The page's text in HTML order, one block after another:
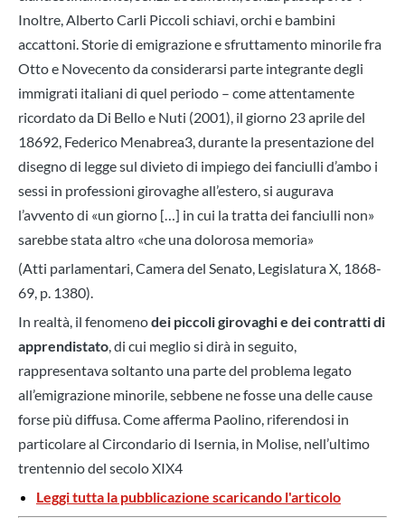
Inoltre, Alberto Carli Piccoli schiavi, orchi e bambini
accattoni. Storie di emigrazione e sfruttamento minorile fra
Otto e Novecento da considerarsi parte integrante degli
immigrati italiani di quel periodo – come attentamente
ricordato da Di Bello e Nuti (2001), il giorno 23 aprile del
18692, Federico Menabrea3, durante la presentazione del
disegno di legge sul divieto di impiego dei fanciulli d’ambo i
sessi in professioni girovaghe all’estero, si augurava
l’avvento di «un giorno […] in cui la tratta dei fanciulli non»
sarebbe stata altro «che una dolorosa memoria»
(Atti parlamentari, Camera del Senato, Legislatura X, 1868-
69, p. 1380).
In realtà, il fenomenodei piccoli girovaghi e dei contratti di
apprendistato, di cui meglio si dirà in seguito,
rappresentava soltanto una parte del problema legato
all’emigrazione minorile, sebbene ne fosse una delle cause
forse più diffusa. Come afferma Paolino, riferendosi in
particolare al Circondario di Isernia, in Molise, nell’ultimo
trentennio del secolo XIX4
Leggi tutta la pubblicazione scaricando l'articolo